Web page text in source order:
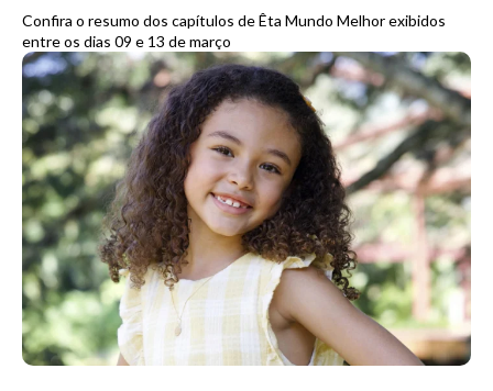
Confira o resumo dos capítulos de Êta Mundo Melhor exibidos
entre os dias 09 e 13 de março